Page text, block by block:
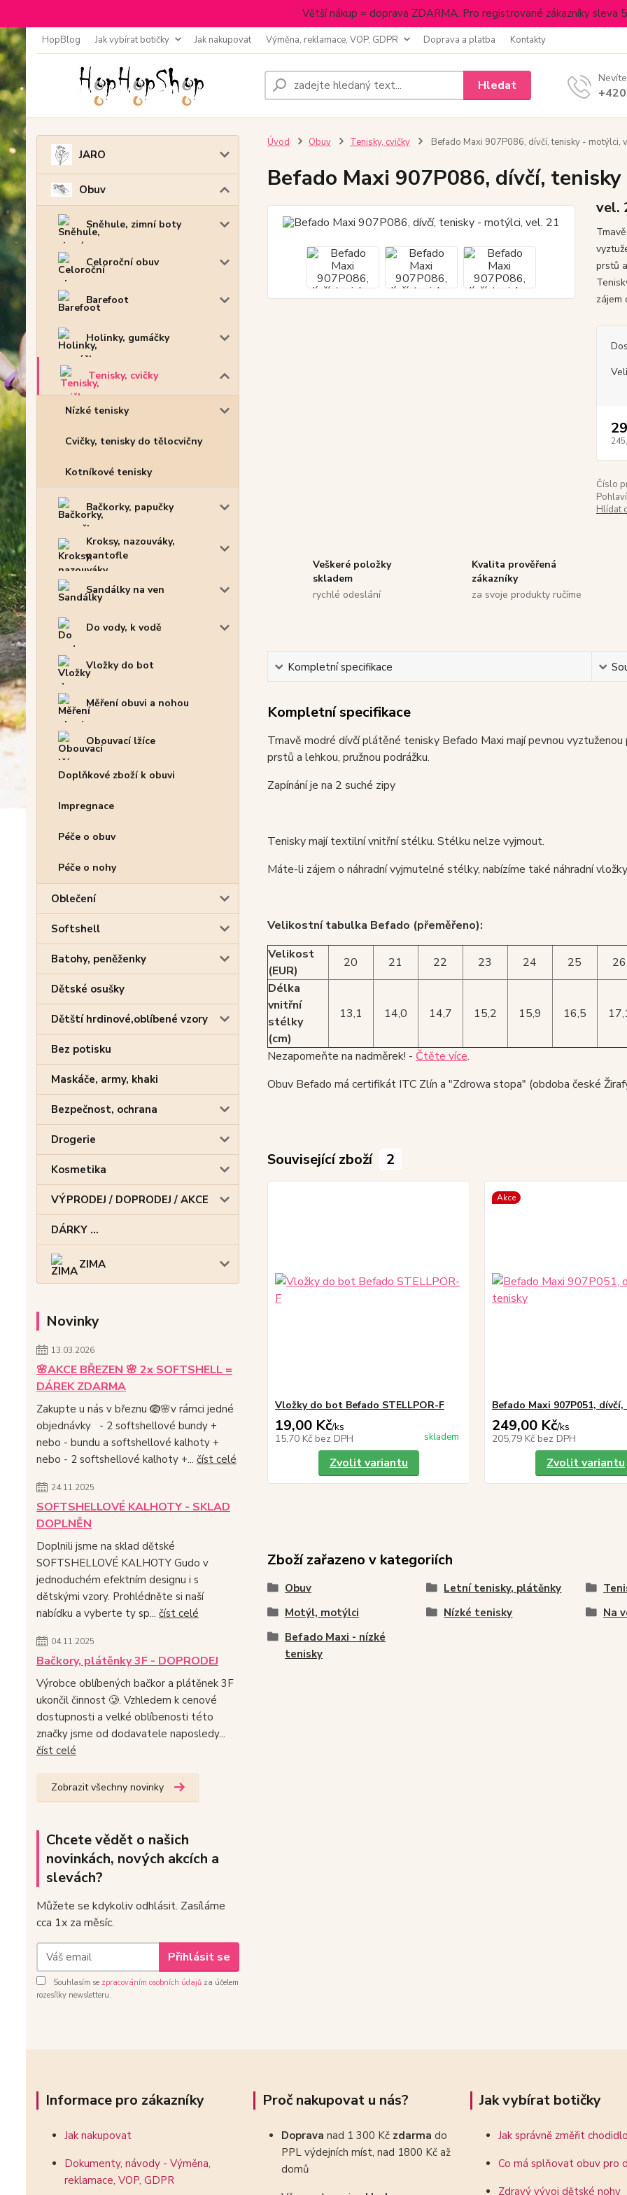
Větší nákup = doprava ZDARMA. Pro registrované zákazníky sleva
HopBlog Jak vybírat botičky Jak nakupovat Výměna, reklamace, VOP, GDPR Doprava a platba Kontakty
Hledat
JARO
Obuv
Sněhule, zimní boty
Celoroční obuv
Barefoot
Holinky, gumáčky
Tenisky, cvičky
Nízké tenisky
Cvičky, tenisky do tělocvičny
Kotníkové tenisky
Bačkorky, papučky
Kroksy, nazouváky,
pantofle
Sandálky na ven
Do vody, k vodě
Vložky do bot
Měření obuvi a nohou
Obouvací lžíce
Doplňkové zboží k obuvi
Impregnace
Péče o obuv
Péče o nohy
Oblečení
Softshell
Batohy, peněženky
Dětské osušky
Dětští hrdinové,oblíbené vzory
Bez potisku
Maskáče, army, khaki
Bezpečnost, ochrana
Drogerie
Kosmetika
VÝPRODEJ / DOPRODEJ / AKCE
DÁRKY ...
ZIMA
Novinky
13.03.2026
🌸AKCE BŘEZEN 🌸 2x SOFTSHELL =
DÁREK ZDARMA
Zakupte u nás v březnu 🪺🌸v rámci jedné
objednávky - 2 softshellové bundy +
nebo - bundu a softshellové kalhoty +
nebo - 2 softshellové kalhoty +... číst celé
24.11.2025
SOFTSHELLOVÉ KALHOTY - SKLAD
DOPLNĚN
Doplnili jsme na sklad dětské
SOFTSHELLOVÉ KALHOTY Gudo v
jednoduchém efektním designu i s
dětskými vzory. Prohlédněte si naší
nabídku a vyberte ty sp... číst celé
04.11.2025
Bačkory, plátěnky 3F - DOPRODEJ
Výrobce oblíbených bačkor a plátěnek 3F
ukončil činnost 🥲. Vzhledem k cenové
dostupnosti a velké oblíbenosti této
značky jsme od dodavatele naposledy...
číst celé
Zobrazit všechny novinky
Chcete vědět o našich
novinkách, nových akcích a
slevách?
Můžete se kdykoliv odhlásit. Zasíláme
cca 1x za měsíc.
Přihlásit se
Souhlasím se zpracováním osobních údajů za účelem
rozesílky newsletteru.
Úvod Obuv Tenisky, cvičky Befado Maxi 907P086, dívčí, tenisky - motýlci,
Befado Maxi 907P086, dívčí,
vel.
prstů
zájem
Číslo
Hlídat
Veškeré položky
skladem
rychlé odeslání
Kvalita prověřená
zákazníky
za svoje produkty ručíme
Kompletní specifikace
Kompletní specifikace
Tmavě modré dívčí plátěné tenisky Befado Maxi mají pevnou
prstů a lehkou, pružnou podrážku.
Zapínání je na 2 suché zipy
Tenisky mají textilní vnitřní stélku. Stélku nelze vyjmout.
Máte-li zájem o náhradní vyjmutelné stélky, nabízíme také náhradní
Velikostní tabulka Befado (přeměřeno):
Velikost
(EUR)
20 21 22 23 24 25
26
Délka
vnitřní
stélky
(cm)
13,1 14,0 14,7 15,2 15,9 16,5
Nezapomeňte na nadměrek! - Čtěte více.
Obuv Befado má certifikát ITC Zlín a "Zdrowa stopa" (obdoba české
Související zboží 2
Vložky do bot Befado STELLPOR-F
19,00 Kč/ks
15,70 Kč bez DPH skladem
Zvolit variantu
Akce
Befado Maxi 907P051,
249,00 Kč/ks
205,79 Kč bez DPH
Zvolit variantu
Zboží zařazeno v kategoriích
Obuv Letní tenisky, plátěnky
Motýl, motýlci
Nízké tenisky
Na
Befado Maxi - nízké
tenisky
Informace pro zákazníky
Jak nakupovat
Dokumenty, návody - Výměna,
reklamace, VOP, GDPR
Proč nakupovat u nás?
Doprava nad 1 300 Kč zdarma do
PPL výdejních míst, nad 1800 Kč až
domů
Jak vybírat botičky
Jak správně změřit
Co má splňovat obuv pro
Zdravý vývoj dětské nohy